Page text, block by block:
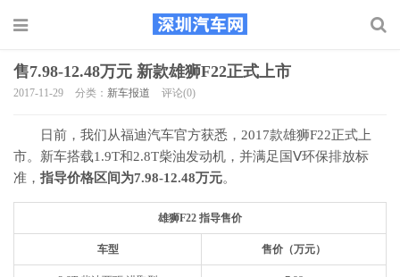
售7.98-12.48万元 新款雄狮F22正式上市
2017-11-29 分类： 新车报道 评论(0)
日前，我们从福迪汽车官方获悉，2017款雄狮F22正式上
市。新车搭载1.9T和2.8T柴油发动机，并满足国Ⅴ环保排放标
准， 指导价格区间为7.98-12.48万元。
雄狮F22 指导售价
车型 售价（万元）